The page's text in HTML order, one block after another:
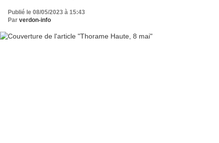
Publié le 08/05/2023 à 15:43
Par verdon-info